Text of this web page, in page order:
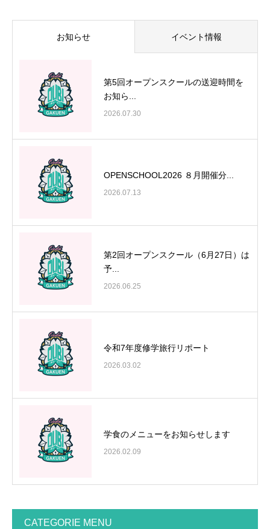
お知らせ イベント情報
第5回オープンスクールの送迎時間を
お知ら...
2026.07.30
OPENSCHOOL2026 ８月開催分...
2026.07.13
第2回オープンスクール（6月27日）は
予...
2026.06.25
令和7年度修学旅行リポート
2026.03.02
学食のメニューをお知らせします
2026.02.09
CATEGORIE MENU